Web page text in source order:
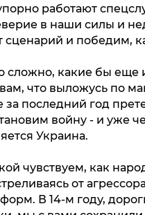
работают
в наши силы и
сценарий и победим,
сложно, какие бы еще
что выложусь по
последний год
войну - и уже
Украина.
чувствуем, как
от
В 14-м году,